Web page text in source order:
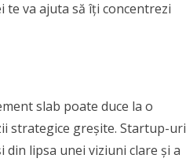
va ajuta să îți concentrezi
slab poate duce la o
strategice greșite. Startup-uri
lipsa unei viziuni clare și a